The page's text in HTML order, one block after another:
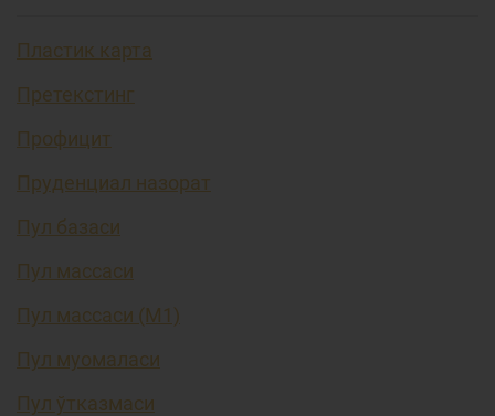
Пластик карта
Претекстинг
Профицит
Пруденциал назорат
Пул базаси
Пул массаси
Пул массаси (М1)
Пул муомаласи
Пул ўтказмаси